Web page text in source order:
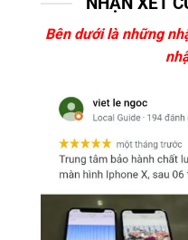
Bên dưới là những